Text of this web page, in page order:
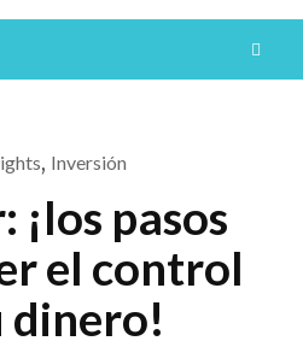
, Inversión
pasos
el control
dinero!